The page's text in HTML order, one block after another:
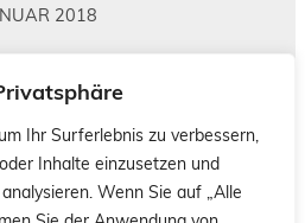
Ihr Surferlebnis zu verbessern,
Inhalte einzusetzen und
Wenn Sie auf „Alle
2018
4 5
11 12 13
14
18 19 20
25 26 27
28